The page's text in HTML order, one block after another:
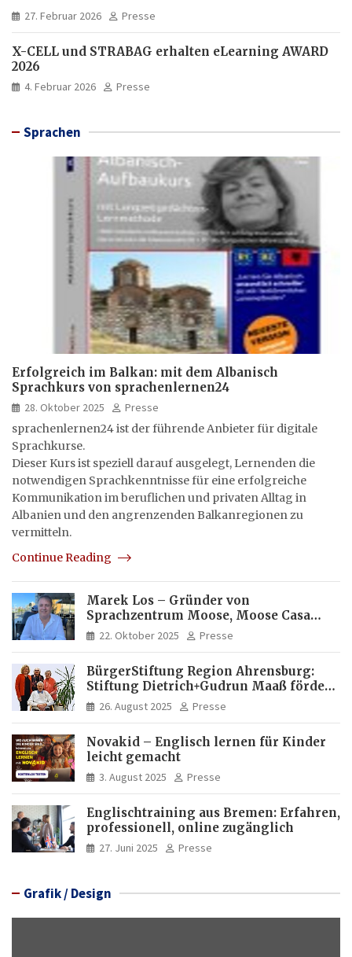
27. Februar 2026 Presse
X-CELL und STRABAG erhalten eLearning AWARD
2026
4. Februar 2026 Presse
Sprachen
Erfolgreich im Balkan: mit dem Albanisch
Sprachkurs von sprachenlernen24
28. Oktober 2025
Presse
sprachenlernen24 ist der führende Anbieter für digitale
Sprachkurse.
Dieser Kurs ist speziell darauf ausgelegt, Lernenden die
notwendigen Sprachkenntnisse für eine erfolgreiche
Kommunikation im beruflichen und privaten Alltag in
Albanien und den angrenzenden Balkanregionen zu
vermitteln.
Continue Reading
Marek Los – Gründer von
Sprachzentrum Moose, Moose Casa
Italia und Apartamento Brasil |
Internationaler Experte für Bildung
22. Oktober 2025 Presse
BürgerStiftung Region Ahrensburg:
Stiftung Dietrich+Gudrun Maaß fördert
Deutschkenntnisse von Frauen
26. August 2025 Presse
Novakid – Englisch lernen für Kinder
leicht gemacht
3. August 2025 Presse
Englischtraining aus Bremen: Erfahren,
professionell, online zugänglich
27. Juni 2025 Presse
Grafik / Design